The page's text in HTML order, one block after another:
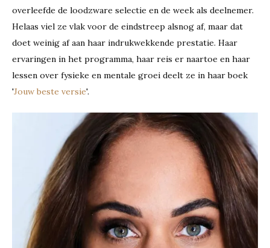
Denise
overleefde de loodzware selectie en de week als deelnemer.
Helaas viel ze vlak voor de eindstreep alsnog af, maar dat
doet weinig af aan haar indrukwekkende prestatie. Haar
ervaringen in het programma, haar reis er naartoe en haar
lessen over fysieke en mentale groei deelt ze in haar boek
'Jouw beste versie'.